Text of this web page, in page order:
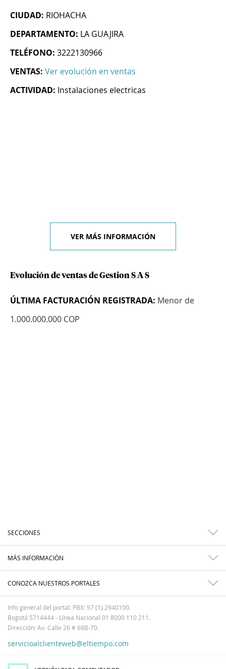
CIUDAD: RIOHACHA
DEPARTAMENTO: LA GUAJIRA
TELÉFONO: 3222130966
VENTAS: Ver evolución en ventas
ACTIVIDAD: Instalaciones electricas
VER MÁS INFORMACIÓN
Evolución de ventas de Gestion S A S
ÚLTIMA FACTURACIÓN REGISTRADA: Menor de
1.000.000.000 COP
SECCIONES
MÁS INFORMACIÓN
CONOZCA NUESTROS PORTALES
Info general del portal: PBX: 57 (1) 2940100.
Bogotá 5714444 - Línea Nacional 01 8000 110 211.
Dirección: Av. Calle 26 # 68B-70.
servicioalclienteweb@eltiempo.com